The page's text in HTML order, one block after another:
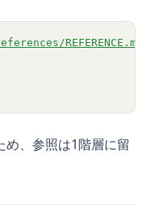
REFERENCE.md)
、参照は1階層に留